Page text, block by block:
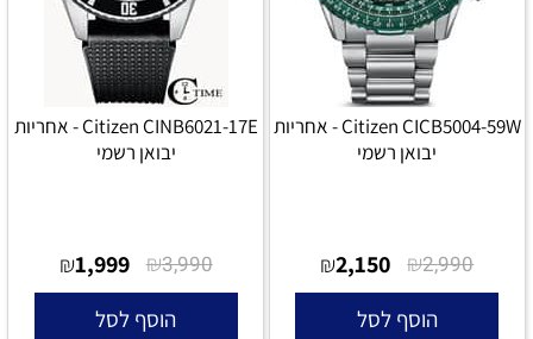
Citizen CICB5004-59W - אחריות
יבואן רשמי
₪2,990
₪2,150
הוסף לסל
Citizen CINB6021-17E - אחריות
יבואן רשמי
₪3,990
₪1,999
הוסף לסל